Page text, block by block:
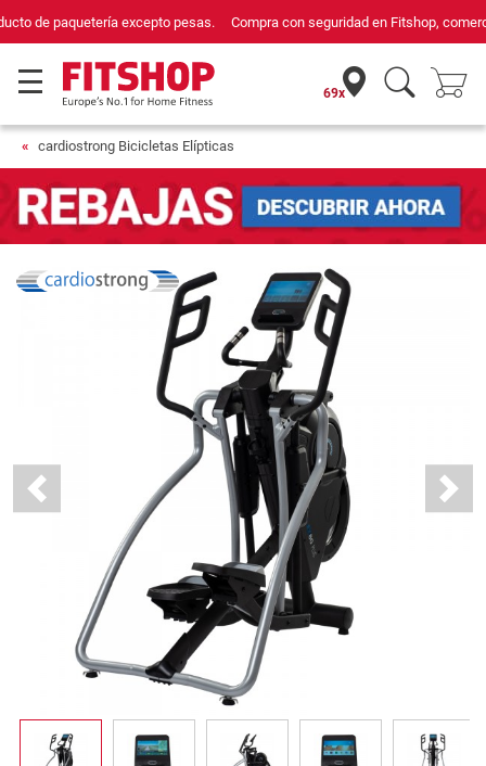
Compra con seguridad en Fitshop, comercio con sello de Confianza Online.
69x
cardiostrong Bicicletas Elípticas
Previous Next